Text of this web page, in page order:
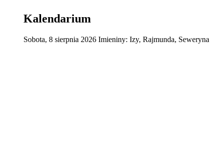
Kalendarium
Sobota, 8 sierpnia 2026 Imieniny: Izy, Rajmunda, Seweryna